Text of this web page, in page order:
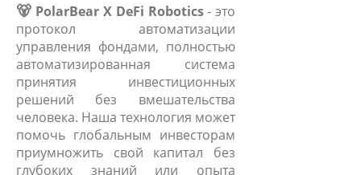
🐻 PolarBear X DeFi Robotics- это
протокол автоматизации
управления фондами, полностью
автоматизированная система
принятия инвестиционных
решений без вмешательства
человека. Наша технология может
помочь глобальным инвесторам
приумножить свой капитал без
глубоких знаний или опыта